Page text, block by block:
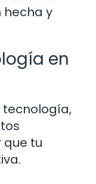
y
en
tecnología,
que tu